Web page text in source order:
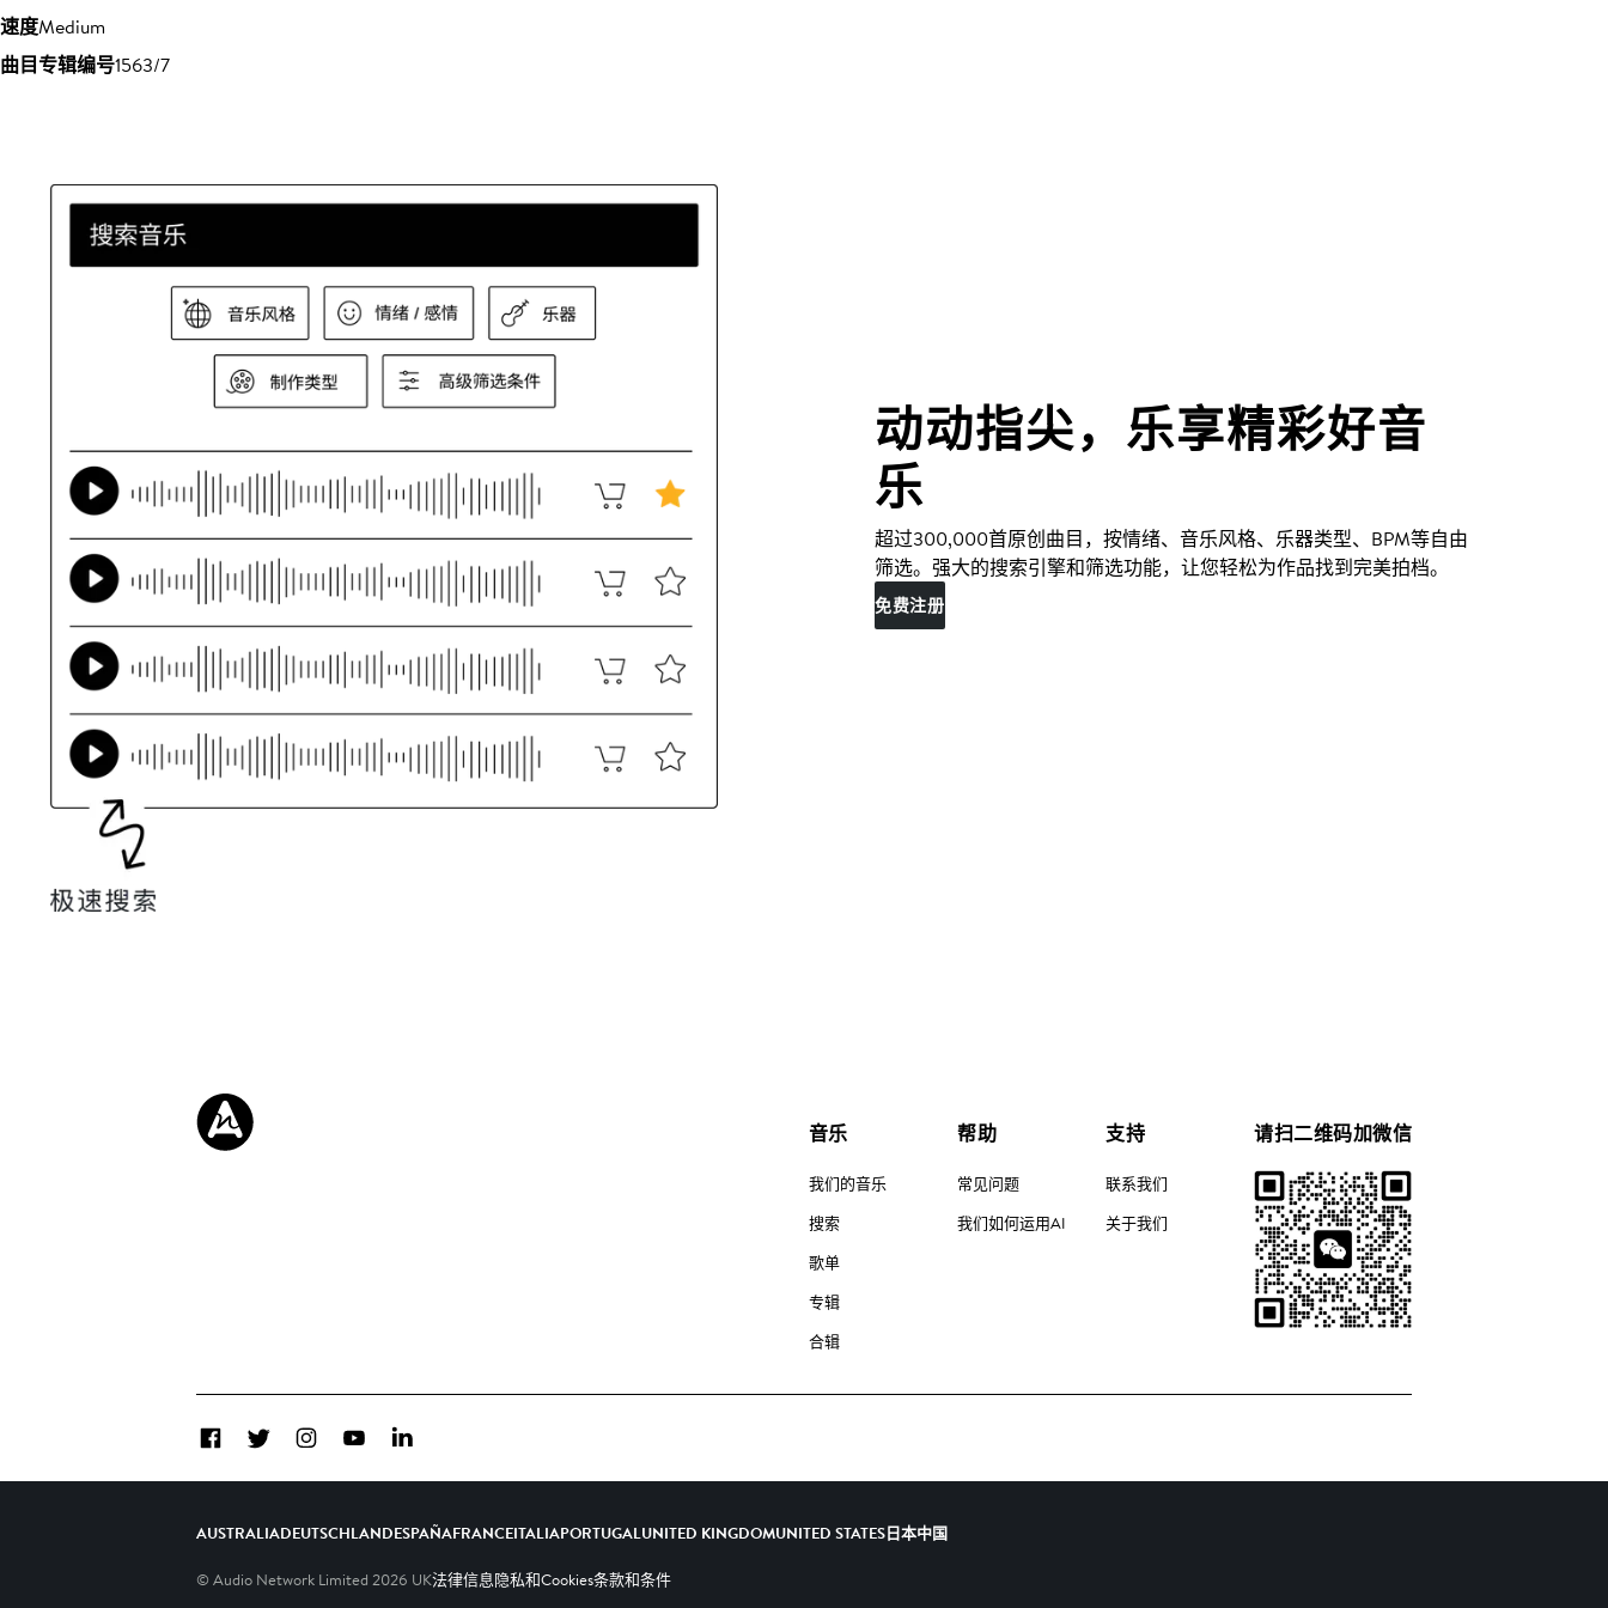
速度Medium
曲目专辑编号1563/7
动动指尖，乐享精彩好音
乐
超过300,000首原创曲目，按情绪、音乐风格、乐器类型、BPM等自由
筛选。强大的搜索引擎和筛选功能，让您轻松为作品找到完美拍档。
免费注册
音乐
我们的音乐
搜索
歌单
专辑
合辑
帮助
常见问题
我们如何运用AI
支持
联系我们
关于我们
请扫二维码加微信
FacebookTwitterInstagramYouTubeLinkedIn
AUSTRALIADEUTSCHLANDESPAÑAFRANCEITALIAPORTUGALUNITED KINGDOMUNITED STATES日本中国
© Audio Network Limited 2026 UK法律信息隐私和Cookies条款和条件